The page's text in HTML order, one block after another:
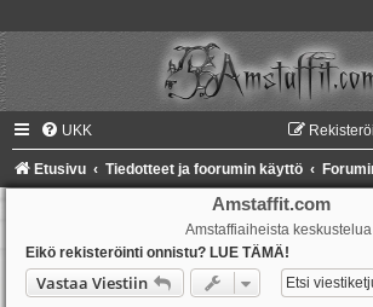
UKK
Etusivu Tiedotteet ja foorumin käyttö
Amstaffit.com
Amstaffiaiheista keskustelua
Eikö rekisteröinti onnistu? LUE TÄMÄ!
Vastaa Viestiin